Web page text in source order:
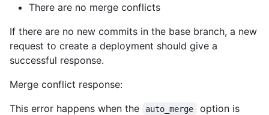
There are no merge conflicts
If there are no new commits in the base branch, a new
request to create a deployment should give a
successful response.
Merge conflict response:
This error happens when the
auto_merge
option is